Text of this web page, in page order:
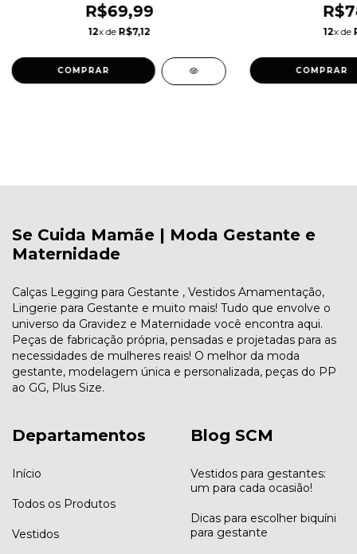
R$69,99
12x de R$7,12
COMPRAR
12x de
COMPRAR
Se Cuida Mamãe | Moda Gestante e
Maternidade
Calças Legging para Gestante , Vestidos Amamentação,
Lingerie para Gestante e muito mais! Tudo que envolve o
universo da Gravidez e Maternidade você encontra aqui.
Peças de fabricação própria, pensadas e projetadas para as
necessidades de mulheres reais! O melhor da moda
gestante, modelagem única e personalizada, peças do PP
ao GG, Plus Size.
Departamentos
Início
Todos os Produtos
Vestidos
Blog SCM
Vestidos para gestantes:
um para cada ocasião!
Dicas para escolher biquíni
para gestante